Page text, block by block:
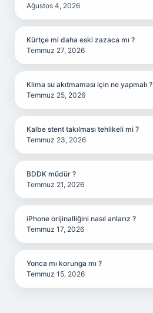
Ağustos 4, 2026
Kürtçe mi daha eski zazaca mı ?
Temmuz 27, 2026
Klima su akıtmaması için ne yapmalı ?
Temmuz 25, 2026
Kalbe stent takılması tehlikeli mi ?
Temmuz 23, 2026
BDDK müdür ?
Temmuz 21, 2026
iPhone orijinalliğini nasıl anlarız ?
Temmuz 17, 2026
Yonca mı korunga mı ?
Temmuz 15, 2026